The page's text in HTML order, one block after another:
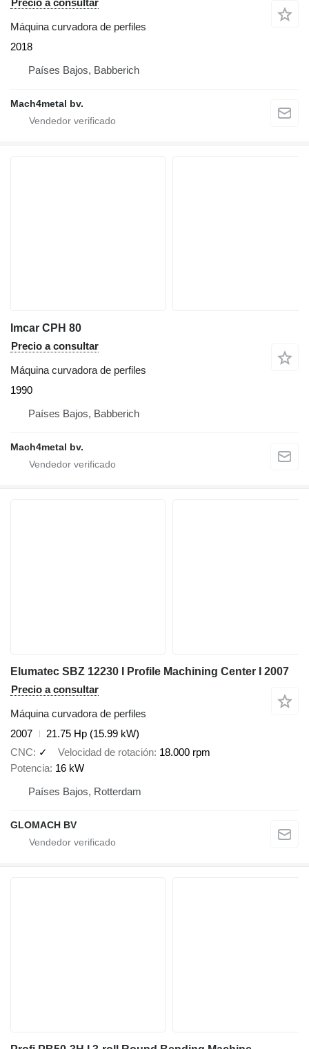
Precio a consultar
Máquina curvadora de perfiles
2018
Países Bajos, Babberich
Mach4metal bv.
Imcar CPH 80
Precio a consultar
Máquina curvadora de perfiles
1990
Países Bajos, Babberich
Mach4metal bv.
Elumatec SBZ 12230 I Profile Machining Center I 2007
Precio a consultar
Máquina curvadora de perfiles
2007
21.75 Hp (15.99 kW)
CNC
✓ Velocidad de rotación 18.000 rpm
Potencia 16 kW
Países Bajos, Rotterdam
GLOMACH BV